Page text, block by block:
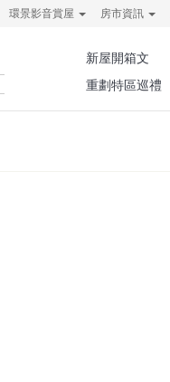
環景影音賞屋 房市資訊
新屋開箱文
重劃特區巡禮